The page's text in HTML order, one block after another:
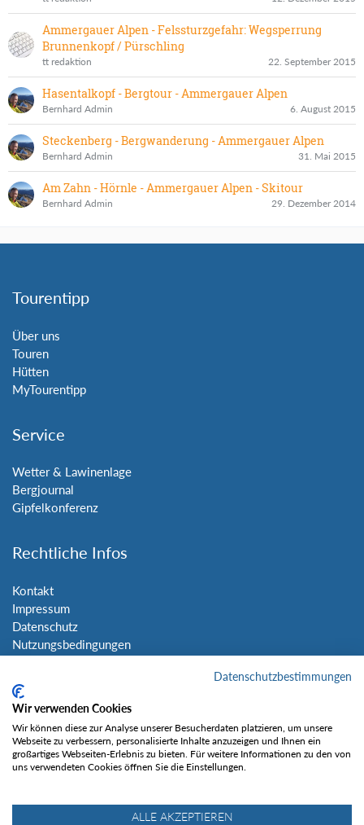
Ammergauer Alpen - Felssturzgefahr: Wegsperrung
Brunnenkopf / Pürschling
tt redaktion 22. September 2015
Hasentalkopf - Bergtour - Ammergauer Alpen
Bernhard Admin 6. August 2015
Steckenberg - Bergwanderung - Ammergauer Alpen
Bernhard Admin 31. Mai 2015
Am Zahn - Hörnle - Ammergauer Alpen - Skitour
Bernhard Admin 29. Dezember 2014
Tourentipp
Über uns
Touren
Hütten
MyTourentipp
Service
Wetter & Lawinenlage
Bergjournal
Gipfelkonferenz
Rechtliche Infos
Kontakt
Impressum
Datenschutz
Nutzungsbedingungen
Social Media
Gefällt mir
Datenschutzbestimmungen
Wir verwenden Cookies
Wir können diese zur Analyse unserer Besucherdaten platzieren, um unsere
Webseite zu verbessern, personalisierte Inhalte anzuzeigen und Ihnen ein
großartiges Webseiten-Erlebnis zu bieten. Für weitere Informationen zu den von
uns verwendeten Cookies öffnen Sie die Einstellungen.
ALLE AKZEPTIEREN